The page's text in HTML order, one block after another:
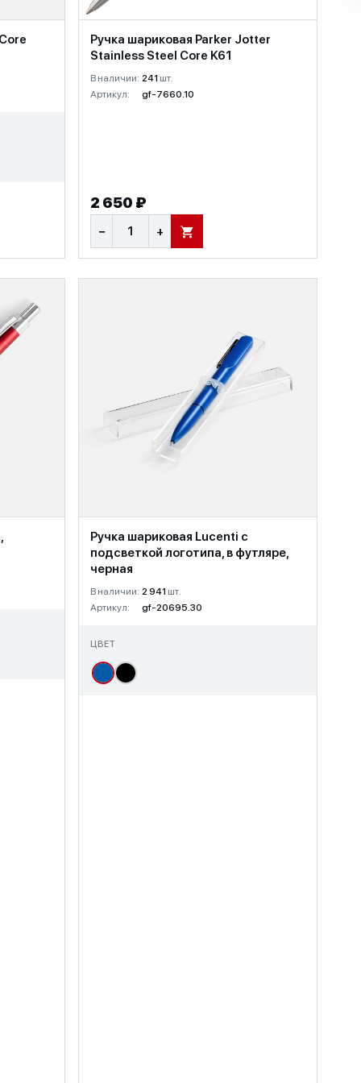
Ручка шариковая Parker Jotter
Stainless Steel Core K61
В наличии: 241 шт.
Артикул:
gf-7660.10
2 650 ₽
− + В КОРЗИНУ
Ручка шариковая Lucenti с
подсветкой логотипа, в футляре,
черная
В наличии: 2 941 шт.
Артикул:
gf-20695.30
ЦВЕТ